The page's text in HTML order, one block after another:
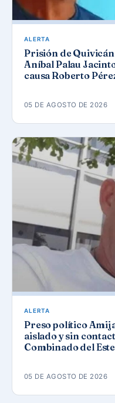
ALERTA
Prisión de
Aníbal Palau
causa Roberto
05 DE AGOSTO DE 2026
ALERTA
Preso político
aislado y sin
Combinado del Este
05 DE AGOSTO DE 2026